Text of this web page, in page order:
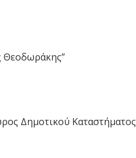
Θεοδωράκης”
Δημοτικού Καταστήματος